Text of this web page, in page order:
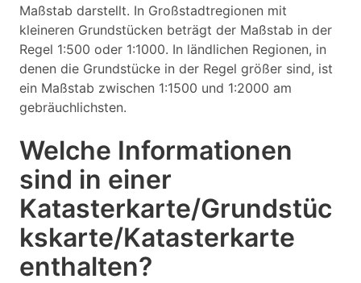
Maßstab darstellt. In Großstadtregionen mit
kleineren Grundstücken beträgt der Maßstab in der
Regel 1:500 oder 1:1000. In ländlichen Regionen, in
denen die Grundstücke in der Regel größer sind, ist
ein Maßstab zwischen 1:1500 und 1:2000 am
gebräuchlichsten.
Welche Informationen
sind in einer
Katasterkarte/Grundstüc
kskarte/Katasterkarte
enthalten?